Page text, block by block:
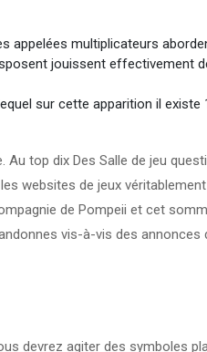
appelées multiplicateurs
jouissent effectivement
sur cette apparition il existe
top dix Des Salle de jeu
websites de jeux
de Pompeii et cet
vis-à-vis des
devrez agiter des symboles